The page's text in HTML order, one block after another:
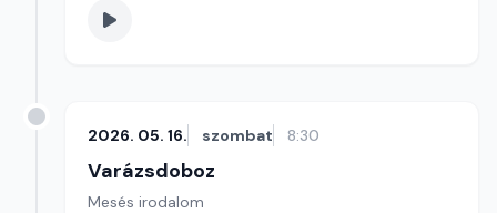
2026. 05. 16. szombat 8:30
Varázsdoboz
Mesés irodalom